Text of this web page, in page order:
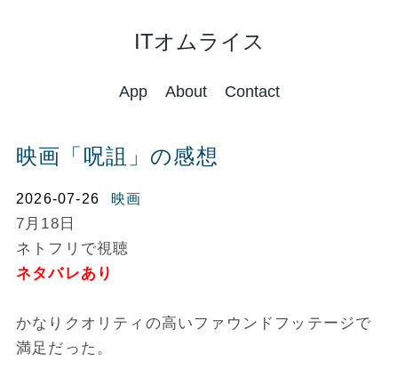
ITオムライス
App About Contact
映画「呪詛」の感想
2026-07-26 映画
7月18日
ネトフリで視聴
ネタバレあり
かなりクオリティの高いファウンドフッテージで
満足だった。